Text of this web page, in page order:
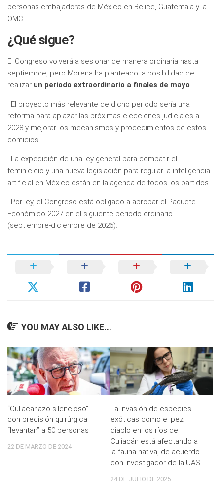
personas embajadoras de México en Belice, Guatemala y la
OMC.
¿Qué sigue?
El Congreso volverá a sesionar de manera ordinaria hasta
septiembre, pero Morena ha planteado la posibilidad de
realizar un periodo extraordinario a finales de mayo.
· El proyecto más relevante de dicho periodo sería una
reforma para aplazar las próximas elecciones judiciales a
2028 y mejorar los mecanismos y procedimientos de estos
comicios.
· La expedición de una ley general para combatir el
feminicidio y una nueva legislación para regular la inteligencia
artificial en México están en la agenda de todos los partidos.
· Por ley, el Congreso está obligado a aprobar el Paquete
Económico 2027 en el siguiente periodo ordinario
(septiembre-diciembre de 2026).
YOU MAY ALSO LIKE...
“Culiacanazo silencioso”:
con precisión quirúrgica
“levantan” a 50 personas
22 DE MARZO DE 2024
La invasión de especies
exóticas como el pez
diablo en los ríos de
Culiacán está afectando a
la fauna nativa, de acuerdo
con investigador de la UAS
24 DE JULIO DE 2025